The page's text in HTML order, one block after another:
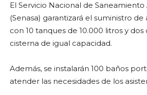
El Servicio Nacional de
(Senasa) garantizará el suministro
con 10 tanques de 10.000 litros y dos
cisterna de igual capacidad.
Además, se instalarán 100 baños
atender las necesidades de los